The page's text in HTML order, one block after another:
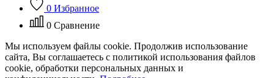
0 Избранное
0 Сравнение
Мы используем файлы cookie. Продолжив использование
сайта, Вы соглашаетесь с политикой использования файлов
cookie, обработки персональных данных и